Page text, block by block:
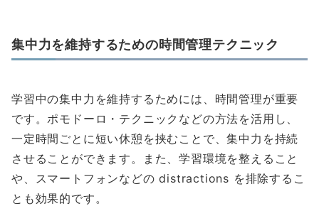
集中力を維持するための時間管理テクニック
学習中の集中力を維持するためには、時間管理が重要
です。ポモドーロ・テクニックなどの方法を活用し、
一定時間ごとに短い休憩を挟むことで、集中力を持続
させることができます。また、学習環境を整えること
や、スマートフォンなどの distractions を排除するこ
とも効果的です。